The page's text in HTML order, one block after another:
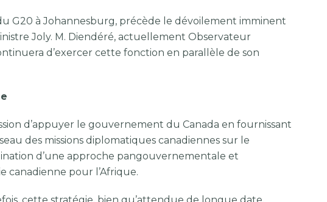
G20 à Johannesburg, précède le dévoilement imminent
Joly. M. Diendéré, actuellement Observateur
d’exercer cette fonction en parallèle de son
d’appuyer le gouvernement du Canada en fournissant
des missions diplomatiques canadiennes sur le
d’une approche pangouvernementale et
pour l’Afrique.